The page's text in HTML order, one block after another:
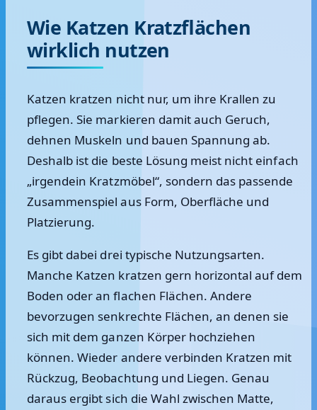
Wie Katzen Kratzflächen
wirklich nutzen
Katzen kratzen nicht nur, um ihre Krallen zu
pflegen. Sie markieren damit auch Geruch,
dehnen Muskeln und bauen Spannung ab.
Deshalb ist die beste Lösung meist nicht einfach
„irgendein Kratzmöbel“, sondern das passende
Zusammenspiel aus Form, Oberfläche und
Platzierung.
Es gibt dabei drei typische Nutzungsarten.
Manche Katzen kratzen gern horizontal auf dem
Boden oder an flachen Flächen. Andere
bevorzugen senkrechte Flächen, an denen sie
sich mit dem ganzen Körper hochziehen
können. Wieder andere verbinden Kratzen mit
Rückzug, Beobachtung und Liegen. Genau
daraus ergibt sich die Wahl zwischen Matte,